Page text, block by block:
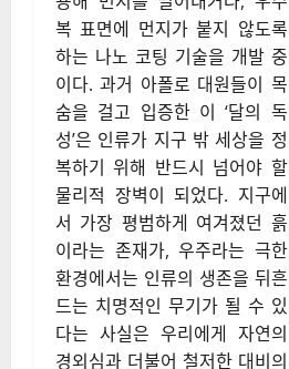
복 표면에 먼지가 붙지 않도록
하는 나노 코팅 기술을 개발 중
이다. 과거 아폴로 대원들이 목
숨을 걸고 입증한 이 ‘달의 독
성’은 인류가 지구 밖 세상을 정
복하기 위해 반드시 넘어야 할
물리적 장벽이 되었다. 지구에
서 가장 평범하게 여겨졌던 흙
이라는 존재가, 우주라는 극한
환경에서는 인류의 생존을 뒤흔
드는 치명적인 무기가 될 수 있
다는 사실은 우리에게 자연의
경외심과 더불어 철저한 대비의